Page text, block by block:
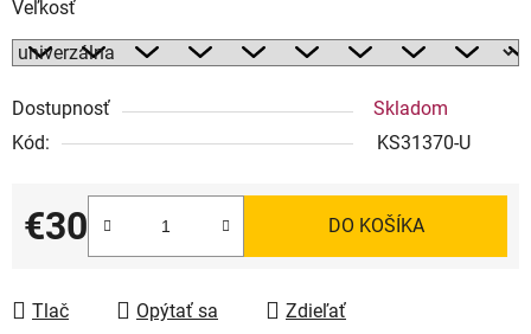
Veľkosť
Dostupnosť
Skladom
Kód:
KS31370-U
€30
Jednotková cena:
DO KOŠÍKA
Tlač Opýtať sa Zdieľať